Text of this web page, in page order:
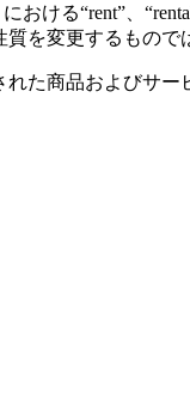
ける“rent”、
を変更するもので
た商品およびサー